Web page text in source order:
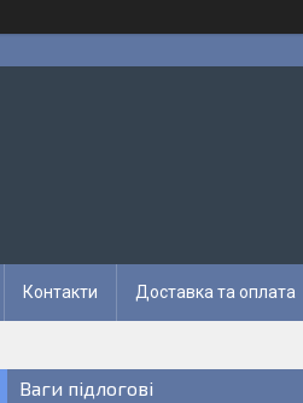
Контакти Доставка та оплата
Ваги підлогові